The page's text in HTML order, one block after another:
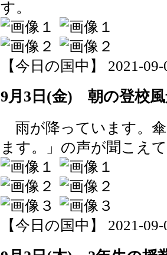
す。
【今日の国中】 2021-
9月3日(金) 朝の登校
雨が降っています。
ます。」の声が聞こえ
【今日の国中】 2021-